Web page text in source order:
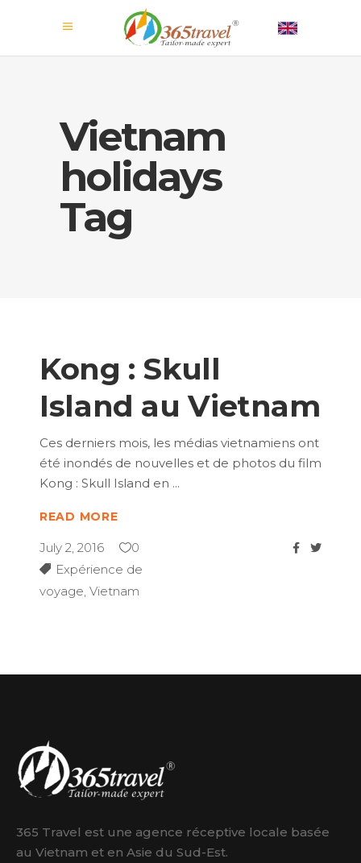
Vietnam
holidays
Tag
Kong : Skull
Island au Vietnam
Ces derniers mois, les médias vietnamiens ont
été inondés de nouvelles et de photos du film
Kong : Skull Island en
READ MORE
July 2, 2016
0
Expérience de
voyage, Vietnam
365 Travel est une agence réceptive locale basée
au Vietnam et en Asie du Sud-Est.